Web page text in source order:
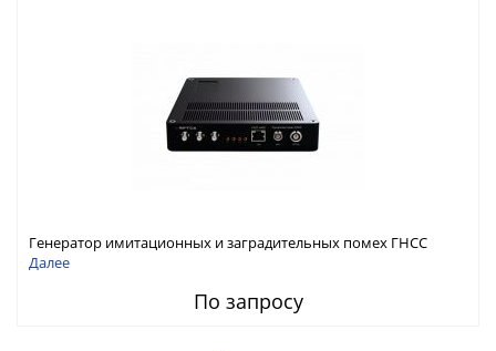
Генератор имитационных и заградительных помех ГНСС
RFТех ГНСП-4400
Далее
По запросу